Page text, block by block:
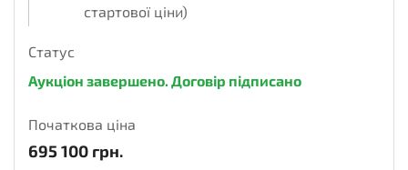
стартової ціни)
Статус
Аукціон завершено. Договір підписано
Початкова ціна
695 100 грн.